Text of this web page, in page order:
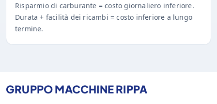
Risparmio di carburante = costo giornaliero inferiore.
Durata + facilità dei ricambi = costo inferiore a lungo
termine.
GRUPPO MACCHINE RIPPA